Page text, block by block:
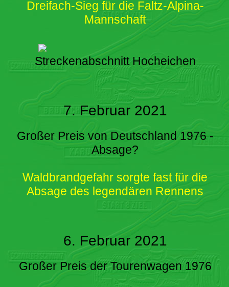
Dreifach-Sieg für die Faltz-Alpina-
Mannschaft
Streckenabschnitt Hocheichen
7. Februar 2021
Großer Preis von Deutschland 1976 -
Absage?
Waldbrandgefahr sorgte fast für die
Absage des legendären Rennens
6. Februar 2021
Großer Preis der Tourenwagen 1976